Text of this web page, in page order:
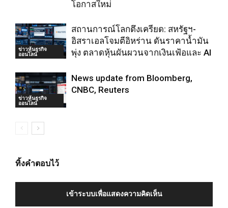
โอกาสใหม่
ข่าวหุ้นธุรกิจ
ออนไลน์
สถานการณ์โลกตึงเครียด: สหรัฐฯ-
อิสราเอลโจมตีอิหร่าน ดันราคาน้ำมัน
พุ่ง ตลาดหุ้นผันผวนจากเงินเฟ้อและ AI
ข่าวหุ้นธุรกิจ
ออนไลน์
News update from Bloomberg,
CNBC, Reuters
ทิ้งคำตอบไว้
เข้าระบบเพื่อแสดงความคิดเห็น